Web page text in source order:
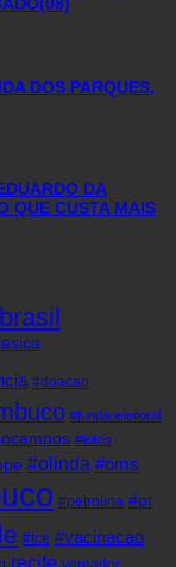
DOS PARQUES,
DA
QUE CUSTA MAIS
#doacao
#fundaoeleitoral
#leitos
#olinda #oms
#petrolina #pt
#tce #vacinacao
recife